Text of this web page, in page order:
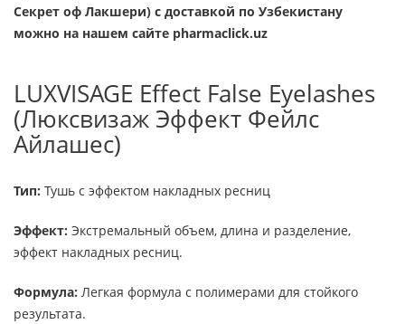
Секрет оф Лакшери) с доставкой по Узбекистану
можно на нашем сайте pharmaclick.uz
LUXVISAGE Effect False Eyelashes
(Люксвизаж Эффект Фейлс
Айлашес)
Тип: Тушь с эффектом накладных ресниц
Эффект: Экстремальный объем, длина и разделение,
эффект накладных ресниц.
Формула: Легкая формула с полимерами для стойкого
результата.